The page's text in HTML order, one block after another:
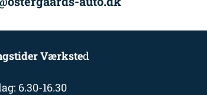
Værksted
6.30-16.30